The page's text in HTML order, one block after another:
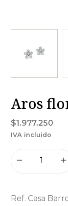
Aros
$1.977.250
IVA incluido
Ref. Casa